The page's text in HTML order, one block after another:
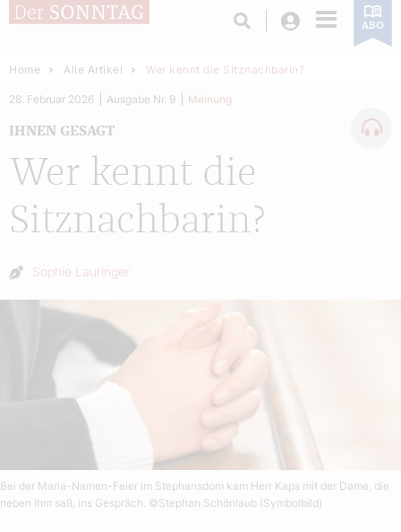
Login ABO
Home Alle Artikel Wer kennt die Sitznachbarin?
Wer kennt die
Sitznachbarin?
IHNEN GESAGT
28. Februar 2026 Ausgabe Nr. 9 Meinung
Autor:
Sophie Lauringer
Bei der Maria-Namen-Feier im Stephansdom kam Herr Kaps mit der Dame, die
neben ihm saß, ins Gespräch. ©Stephan Schönlaub (Symbolbild)